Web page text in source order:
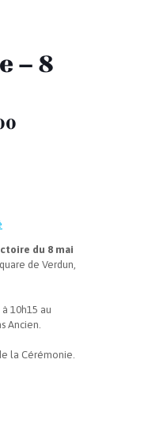
– 8
du 8 mai
de Verdun,
10h15 au
Ancien.
la Cérémonie.